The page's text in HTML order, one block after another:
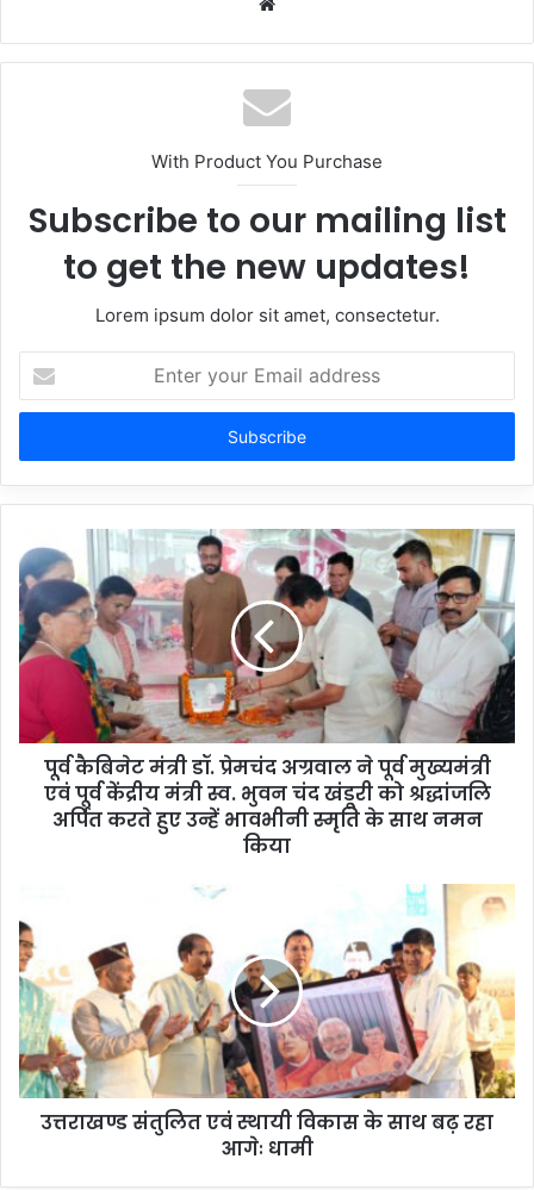
With Product You Purchase
Subscribe to our mailing list
to get the new updates!
Lorem ipsum dolor sit amet, consectetur.
Enter
your
Email
पूर्व कैबिनेट मंत्री डॉ. प्रेमचंद अग्रवाल ने पूर्व मुख्यमंत्री
एवं पूर्व केंद्रीय मंत्री स्व. भुवन चंद खंडूरी को श्रद्धांजलि
अर्पित करते हुए उन्हें भावभीनी स्मृति के साथ नमन
किया
उत्तराखण्ड संतुलित एवं स्थायी विकास के साथ बढ़ रहा
आगेः धामी